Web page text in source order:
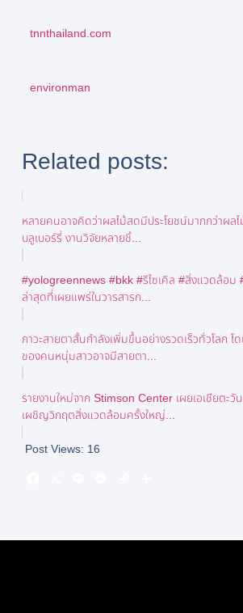
tnnthailand.com
environman
Related posts:
หลายคนอาจคิดว่าผลไม้สดมีประโยชน์มากกว่าผล
บลูเบอร์รี่ งานวิจัยหลายชิ้...
#yologreennews #bkk #รีไซเคิล #สิ่งแวดล้อม
ล่าสุดที่เผยแพร่ในวารสารก...
ภาวะสายตาสั้นกำลังเพิ่มขึ้นอย่างรวดเร็วทั่วโลก โ
ของคนหนุ่มสาวอาจมีสายตา...
รายงานใหม่จาก Stimson Center เผยเอเชียตะวั
เผชิญวิกฤตสิ่งแวดล้อมครั้งใหญ่...
Post Views: 16